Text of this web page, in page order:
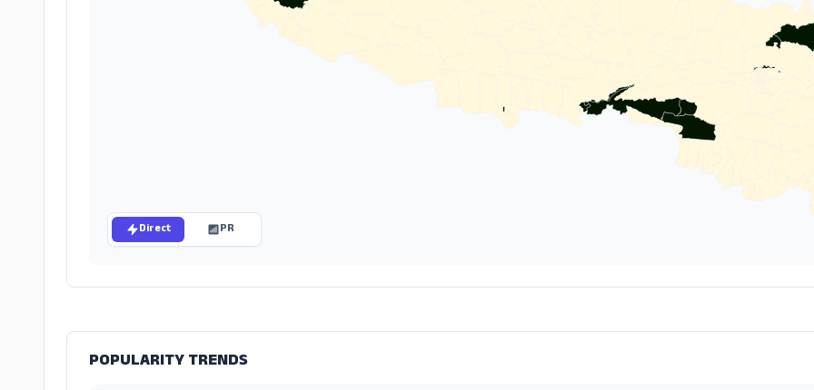
Direct PR
POPULARITY TRENDS